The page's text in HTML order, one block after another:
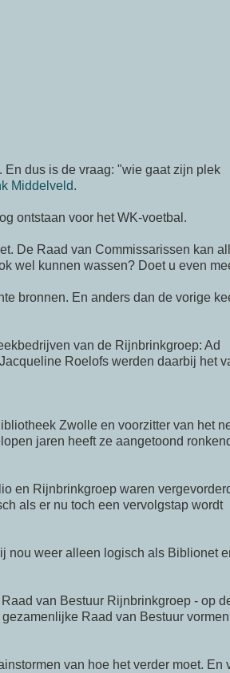
En dus is de vraag: "wie gaatzijn plek
Middelveld.
ontstaan voor hetWK-voetbal .
De Raad van Commissarissen kan
wel kunnen wassen? Doet u even
bronnen. En anders dan de vorige
van de Rijnbrinkgroep: Ad
Jacqueline Roelofs werden daarbij het
Zwolle en voorzitter van het
jaren heeft ze aangetoond
en Rijnbrinkgroep waren
als er nu toch een vervolgstap wordt
nou weer alleen logisch als Biblionet
van Bestuur Rijnbrinkgroep - op
Raad van Bestuur vormen
van hoe het verder moet. En